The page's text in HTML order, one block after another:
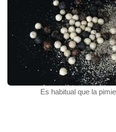
Es habitual que la